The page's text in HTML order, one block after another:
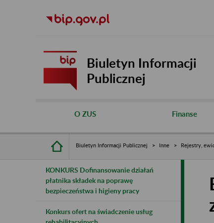
Biuletyn Informacji
Publicznej
O ZUS Finanse
Biuletyn Informacji Publicznej Inne Rejestry,
KONKURS Dofinansowanie działań
płatnika składek na poprawę
bezpieczeństwa i higieny pracy
Konkurs ofert na świadczenie usług